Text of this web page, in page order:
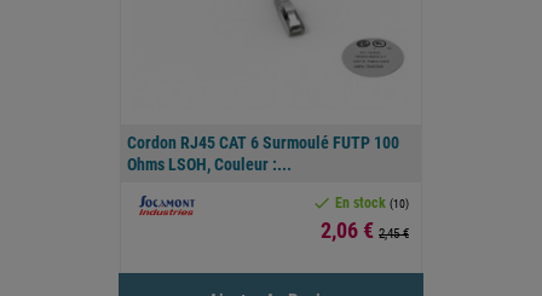
Cordon RJ45 CAT 6 Surmoulé FUTP 100
Ohms LSOH, Couleur :...
 En stock (10)
Prix
2,06 € 2,45 €